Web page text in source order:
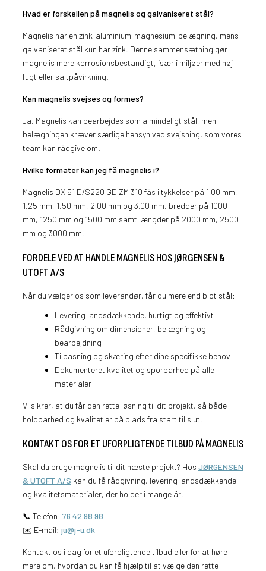
Hvad er forskellen på magnelis og galvaniseret stål?
Magnelis har en zink-aluminium-magnesium-belægning, mens
galvaniseret stål kun har zink. Denne sammensætning gør
magnelis mere korrosionsbestandigt, især i miljøer med høj
fugt eller saltpåvirkning.
Kan magnelis svejses og formes?
Ja. Magnelis kan bearbejdes som almindeligt stål, men
belægningen kræver særlige hensyn ved svejsning, som vores
team kan rådgive om.
Hvilke formater kan jeg få magnelis i?
Magnelis DX 51 D/S220 GD ZM 310 fås i tykkelser på 1,00 mm,
1,25 mm, 1,50 mm, 2,00 mm og 3,00 mm, bredder på 1000
mm, 1250 mm og 1500 mm samt længder på 2000 mm, 2500
mm og 3000 mm.
FORDELE VED AT HANDLE MAGNELIS HOS JØRGENSEN &
UTOFT A/S
Når du vælger os som leverandør, får du mere end blot stål:
Levering landsdækkende, hurtigt og effektivt
Rådgivning om dimensioner, belægning og
bearbejdning
Tilpasning og skæring efter dine specifikke behov
Dokumenteret kvalitet og sporbarhed på alle
materialer
Vi sikrer, at du får den rette løsning til dit projekt, så både
holdbarhed og kvalitet er på plads fra start til slut.
KONTAKT OS FOR ET UFORPLIGTENDE TILBUD PÅ MAGNELIS
Skal du bruge magnelis til dit næste projekt? Hos JØRGENSEN
& UTOFT A/S kan du få rådgivning, levering landsdækkende
og kvalitetsmaterialer, der holder i mange år.
📞 Telefon: 76 42 98 98
✉️ E-mail: ju@j-u.dk
Kontakt os i dag for et uforpligtende tilbud eller for at høre
mere om, hvordan du kan få hjælp til at vælge den rette